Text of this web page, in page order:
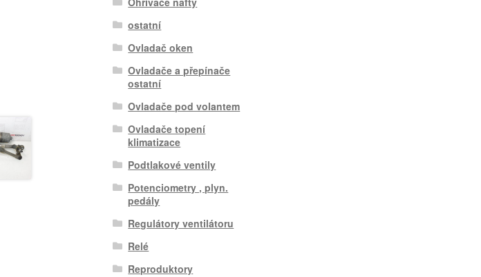
ostatní
Ovladač oken
Ovladače a přepínače
ostatní
Ovladače pod volantem
Ovladače topení
klimatizace
Podtlakové ventily
Potenciometry , plyn.
pedály
Regulátory ventilátoru
Relé
Reproduktory